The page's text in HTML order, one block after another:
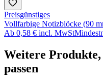
Preisgünstiges
Vollfarbige Notizblöcke (90
Ab 0,58 € incl. MwSt
Weitere Produkte,
passen